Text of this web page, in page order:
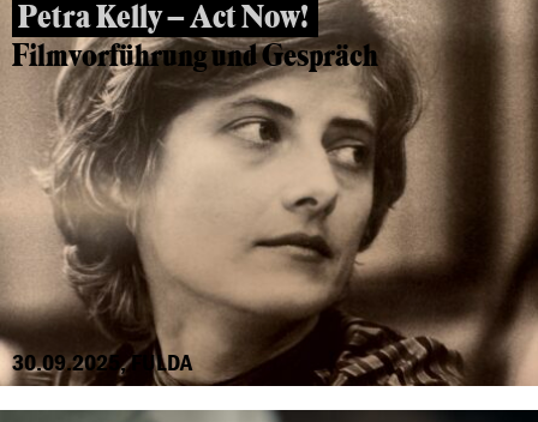
Petra Kelly – Act Now!
Filmvorführung und Gespräch
30.09.2025, FULDA